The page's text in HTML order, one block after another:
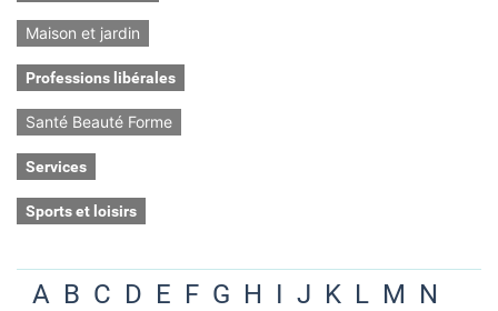
Maison et jardin
Professions libérales
Santé Beauté Forme
Services
Sports et loisirs
A B C D E F G H I J K L M N